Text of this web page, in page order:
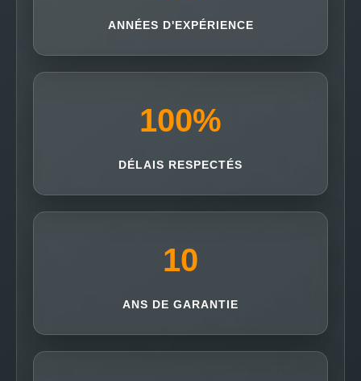
ANNÉES D'EXPÉRIENCE
100%
DÉLAIS RESPECTÉS
10
ANS DE GARANTIE